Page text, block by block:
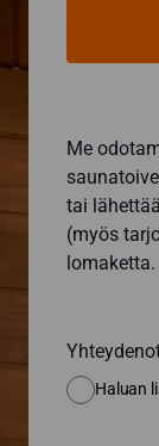
Me
tai
(myös
Haluan